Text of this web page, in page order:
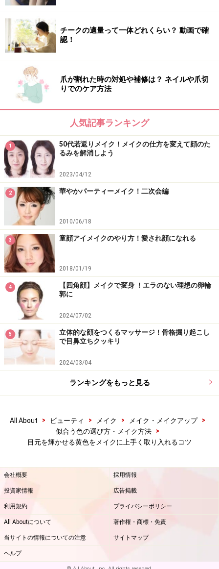
チークの適量って一体どれくらい？ 動画で確
認！
爪が割れた時の対処や補修は？ ネイルや爪切
りでのケア方法
人気記事ランキング
1
50代若返りメイク！メイクの仕方を変えて顔のた
るみを解消しよう
2023/04/12
2 華やかパーティーメイク！二次会編
2010/06/18
3 童顔アイメイクのやり方！愛され顔になれる
2018/01/19
4
【四角顔】メイクで変身 ！エラのない理想の卵輪
郭に
2024/07/02
5
立体的な顔をつくるマッサージ！骨格掘り起こし
で目鼻立ちクッキリ
2024/03/04
ランキングをもっと見る
All About > ビューティ > メイク > メイク・メイクアップ
>
似合う色の選び方・メイク方法
>
目元を輝かせる黄色をメイクに上手く取り入れるコツ
会社概要 採用情報
投資家情報 広告掲載
利用規約 プライバシーポリシー
All Aboutについて 著作権・商標・免責
当サイトの情報についての注意 サイトマップ
ヘルプ